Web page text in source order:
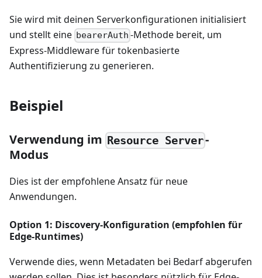
Sie wird mit deinen Serverkonfigurationen initialisiert
und stellt eine bearerAuth -Methode bereit, um
Express-Middleware für tokenbasierte
Authentifizierung zu generieren.
Beispiel
Verwendung im Resource Server-
Modus
Dies ist der empfohlene Ansatz für neue
Anwendungen.
Option 1: Discovery-Konfiguration (empfohlen für
Edge-Runtimes)
Verwende dies, wenn Metadaten bei Bedarf abgerufen